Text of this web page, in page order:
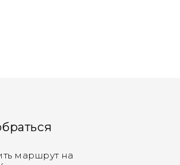
маршрут на